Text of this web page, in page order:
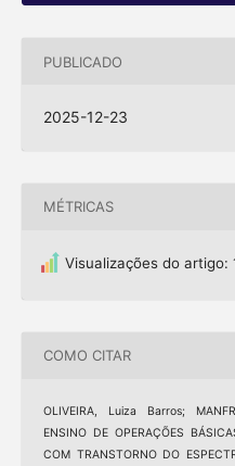
PUBLICADO
2025-12-23
MÉTRICAS
Visualizações do artigo:
COMO CITAR
OLIVEIRA, Luiza Barros;
ENSINO DE OPERAÇÕES
COM TRANSTORNO DO